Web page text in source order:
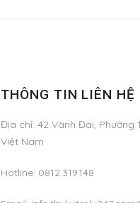
THÔNG TIN LIÊN HỆ
Địa chỉ: 42 Vành Đai, Phường
Việt Nam
Hotline: 0812.319.148